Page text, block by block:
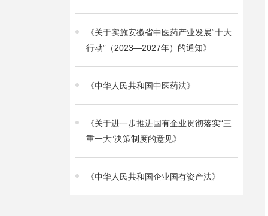
《关于实施安徽省中医药产业发展“十大
行动”（2023—2027年）的通知》
《中华人民共和国中医药法》
《关于进一步推进国有企业贯彻落实“三
重一大”决策制度的意见》
《中华人民共和国企业国有资产法》